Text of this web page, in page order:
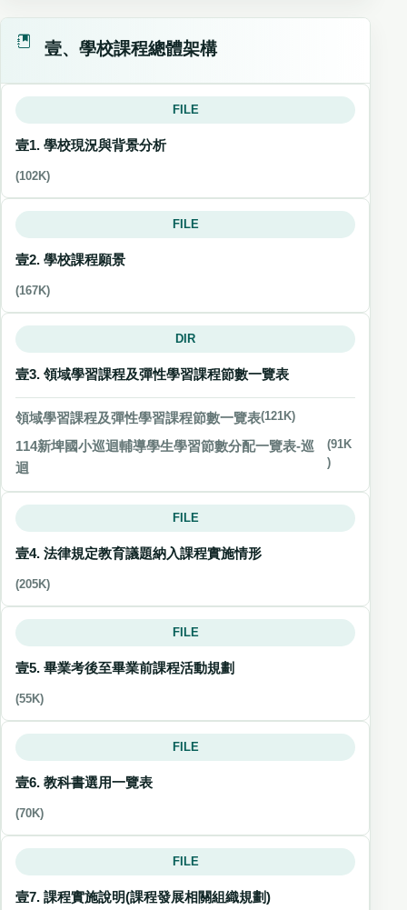
壹、學校課程總體架構
FILE
壹1. 學校現況與背景分析
(102K)
FILE
壹2. 學校課程願景
(167K)
DIR
壹3. 領域學習課程及彈性學習課程節數一覽表
領域學習課程及彈性學習課程節數一覽表(121K)
114新埤國小巡迴輔導學生學習節數分配一覽表-巡
迴
(91K
)
FILE
壹4. 法律規定教育議題納入課程實施情形
(205K)
FILE
壹5. 畢業考後至畢業前課程活動規劃
(55K)
FILE
壹6. 教科書選用一覽表
(70K)
FILE
壹7. 課程實施說明(課程發展相關組織規劃)